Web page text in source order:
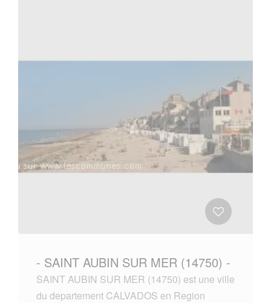
- SAINT AUBIN SUR MER (14750) -
SAINT AUBIN SUR MER (14750) est une ville
du departement CALVADOS en Region